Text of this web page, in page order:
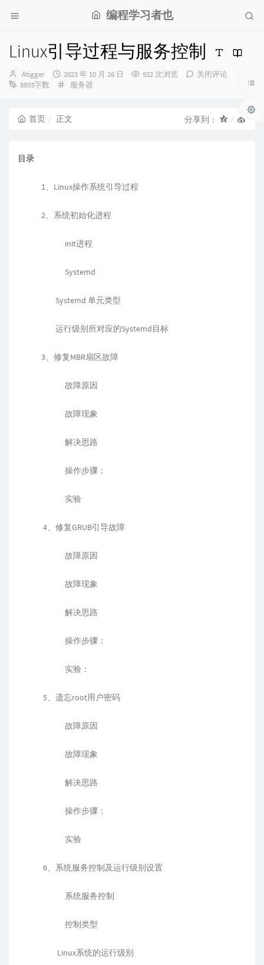
编程学习者也
Linux引导过程与服务控制
博
主：
Atigger
发
布
2023 年 10 月 26 日 922 次浏览
关闭评论
8893字数
分
服务器
首页 正文 分享到：
目录
1、Linux操作系统引导过程
2、系统初始化进程
init进程
Systemd
Systemd 单元类型
运行级别所对应的Systemd目标
3、修复MBR扇区故障
故障原因
故障现象
解决思路
操作步骤：
实验
4、修复GRUB引导故障
故障原因
故障现象
解决思路
操作步骤：
实验：
5、遗忘root用户密码
故障原因
故障现象
解决思路
操作步骤：
实验
6、系统服务控制及运行级别设置
系统服务控制
控制类型
Linux系统的运行级别